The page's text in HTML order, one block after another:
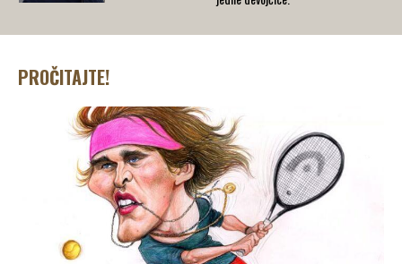
PROČITAJTE!